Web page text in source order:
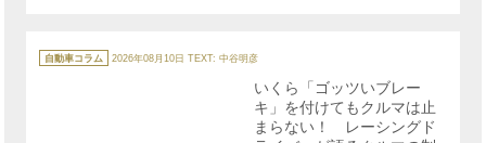
テ
ゴ
自動車コラム 2026年08月10日 TEXT: 中谷明彦
いくら「ゴッツいブレー
キ」を付けてもクルマは止
まらない！ レーシングド